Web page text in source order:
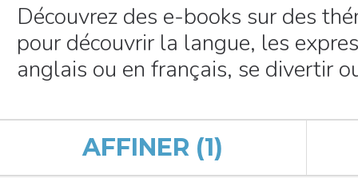
Découvrez des e-books sur des
pour découvrir la langue, les
anglais ou en français, se divertir
AFFINER (1)